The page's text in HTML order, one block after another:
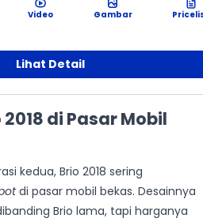
Video Gambar
Lihat Detail
di Pasar Mobil
kedua, Brio 2018 sering
di pasar mobil bekas. Desainnya
Brio lama, tapi harganya